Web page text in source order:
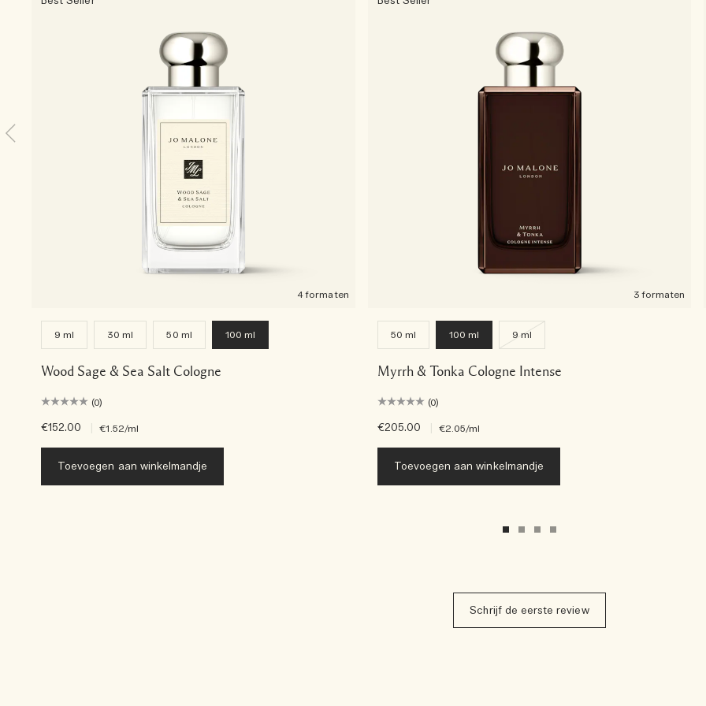
4 formaten
9 ml 30 ml 50 ml 100 ml
Wood Sage & Sea Salt Cologne
(0)
€152.00 €1.52/ml
Toevoegen aan winkelmandje
3 formaten
50 ml 100 ml 9 ml
Myrrh & Tonka Cologne Intense
(0)
€205.00 €2.05/ml
Toevoegen aan winkelmandje
Schrijf de eerste review